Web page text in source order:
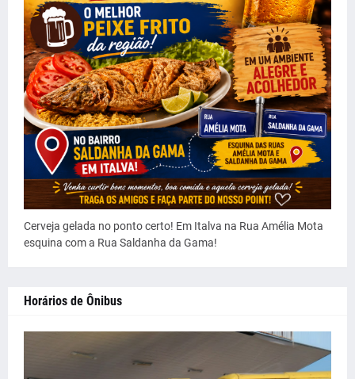
Cerveja gelada no ponto certo! Em Italva na Rua Amélia Mota
esquina com a Rua Saldanha da Gama!
Horários de Ônibus